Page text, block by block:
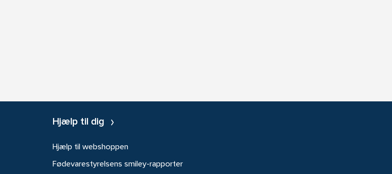
Hjælp til dig
Hjælp til webshoppen
Fødevarestyrelsens smiley-rapporter